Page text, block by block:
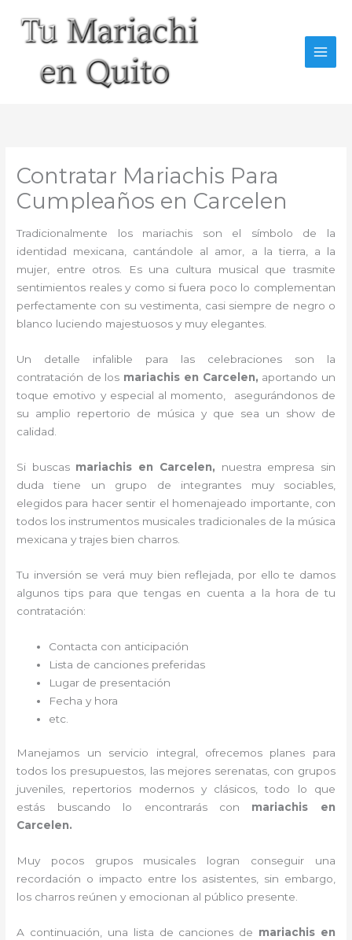
contenido
Contratar Mariachis Para
Cumpleaños en Carcelen
Tradicionalmente los mariachis son el símbolo de la
identidad mexicana, cantándole al amor, a la tierra, a la
mujer, entre otros. Es una cultura musical que trasmite
sentimientos reales y como si fuera poco lo complementan
perfectamente con su vestimenta, casi siempre de negro o
blanco luciendo majestuosos y muy elegantes.
Un detalle infalible para las celebraciones son la
contratación de los mariachis en Carcelen, aportando un
toque emotivo y especial al momento, asegurándonos de
su amplio repertorio de música y que sea un show de
calidad.
Si buscas mariachis en Carcelen, nuestra empresa
sin
duda tiene un grupo de integrantes muy sociables,
elegidos para hacer sentir el homenajeado importante, con
todos los instrumentos musicales tradicionales de la música
mexicana y trajes bien charros.
Tu inversión se verá muy bien reflejada, por ello te damos
algunos tips para que tengas en cuenta a la hora de tu
contratación:
Contacta con anticipación
Lista de canciones preferidas
Lugar de presentación
Fecha y hora
etc.
Manejamos un servicio integral, ofrecemos planes para
todos los presupuestos, las mejores serenatas, con grupos
juveniles, repertorios modernos y clásicos, todo lo que
estás buscando lo encontrarás con mariachis en
Carcelen.
Muy pocos grupos musicales logran conseguir una
recordación o impacto entre los asistentes, sin embargo,
los charros reúnen y emocionan al público presente.
A continuación, una lista de canciones de mariachis en